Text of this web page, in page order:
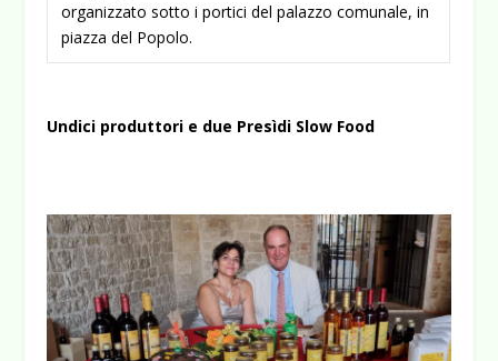
organizzato sotto i portici del palazzo comunale, in
piazza del Popolo.
Undici produttori e due Presìdi Slow Food